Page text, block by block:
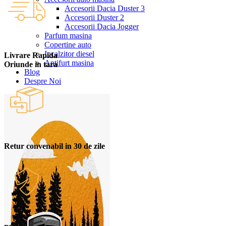
Accesorii Dacia Duster 3
Accesorii Duster 2
Accesorii Dacia Jogger
Parfum masina
Copertine auto
Incalzitor diesel
Antifurt masina
Blog
Despre Noi
Livrare Rapida
Oriunde in tara
Retur convenabil in 30 de zile